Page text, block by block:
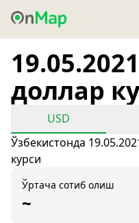
доллар
USD
Ўзбекистонда
курси
Ўртача сотиб олиш
~